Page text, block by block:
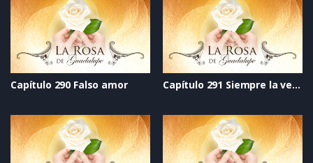
Capítulo 290 Falso amor Capítulo 291 Siempre la verdad